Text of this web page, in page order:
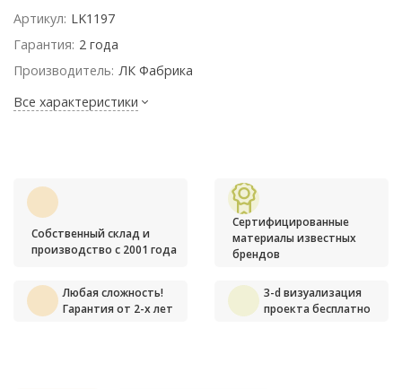
Артикул: LK1197
Гарантия: 2 года
Производитель: ЛК Фабрика
Все характеристики
Собственный склад и
производство с 2001 года
Сертифицированные
материалы известных
брендов
Любая сложность!
Гарантия от 2-х лет
3-d визуализация
проекта бесплатно